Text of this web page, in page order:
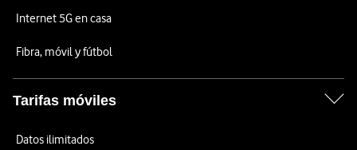
Internet 5G en casa
Fibra, móvil y fútbol
Tarifas móviles
Datos ilimitados